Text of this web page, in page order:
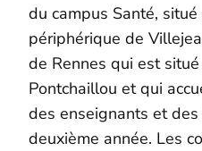
du campus Santé,
périphérique de
de Rennes qui est
Pontchaillou et qui
des enseignants et
deuxième année. Les